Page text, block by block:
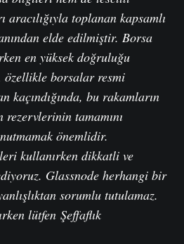
toplanan kapsamlı
elde edilmiştir. Borsa
en yüksek doğruluğu
özellikle borsalar resmi
kaçındığında, bu rakamların
tamamını
önemlidir.
kullanırken dikkatli ve
Glassnode herhangi bir
sorumlu tutulamaz.
lütfen Şeffaflık